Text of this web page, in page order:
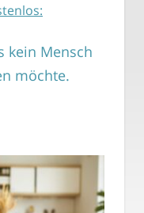
kein Mensch
möchte.